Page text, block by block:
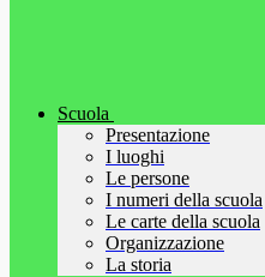
Scuola
Presentazione
I luoghi
Le persone
I numeri della scuola
Le carte della scuola
Organizzazione
La storia